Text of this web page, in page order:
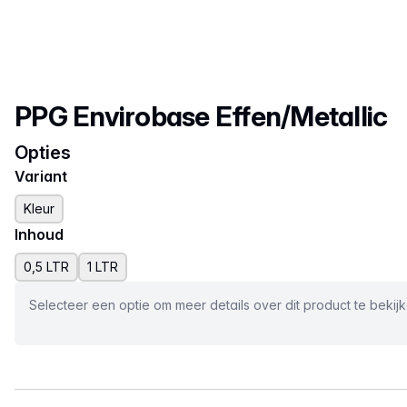
Productnaam
PPG Envirobase Effen/Metallic
Opties
Variant
Kleur
Inhoud
0,5 LTR 1 LTR
Selecteer een optie om meer details over dit product te